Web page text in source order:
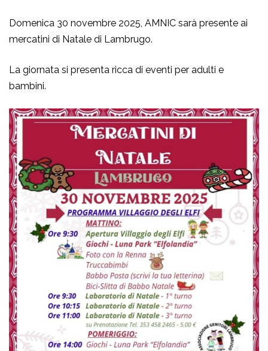
Domenica 30 novembre 2025, AMNIC sarà presente ai
mercatini di Natale di Lambrugo.
La giornata si presenta ricca di eventi per adulti e
bambini.